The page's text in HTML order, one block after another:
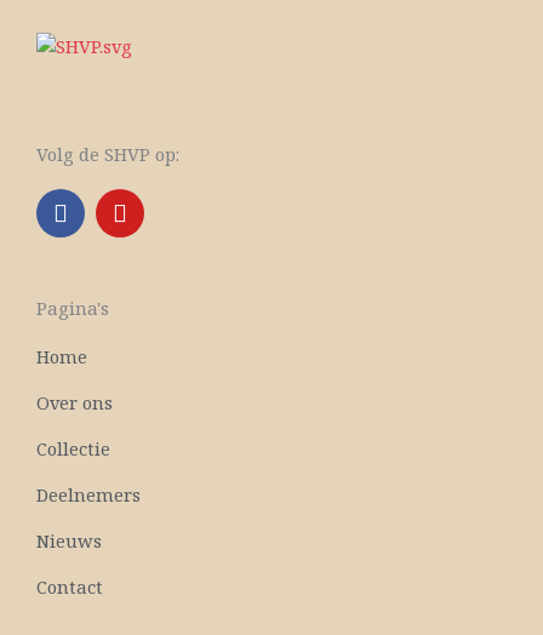
Volg de SHVP op:
F
a
c
b
o
k
Y
o
u
Pagina's
Home
Over ons
Collectie
Deelnemers
Nieuws
Contact